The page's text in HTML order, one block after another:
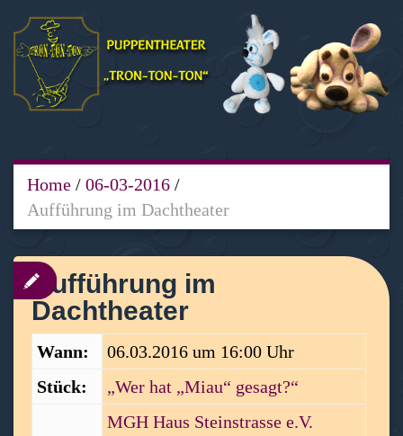
Home / 06-03-2016 /
Aufführung im Dachtheater
Aufführung im
Dachtheater
Wann:
06.03.2016 um 16:00 Uhr
Stück:
„Wer hat „Miau“ gesagt?“
MGH Haus Steinstrasse e.V.